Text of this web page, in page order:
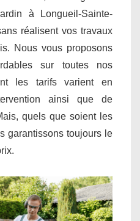
à Longueil-Sainte-
réalisent vos travaux
Nous vous proposons
sur toutes nos
les tarifs varient en
ainsi que de
quels que soient les
garantissons toujours le